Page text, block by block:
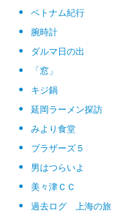
ベトナム紀行
腕時計
ダルマ日の出
「窓」
キジ鍋
延岡ラーメン探訪
みより食堂
ブラザーズ５
男はつらいよ
美々津ＣＣ
過去ログ 上海の旅